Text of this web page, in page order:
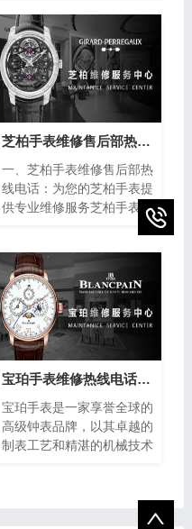
芝柏手表维修售后部热线电话(专业芝柏手表维修服务，售后热线24小时为您解答)
一、芝柏手表维修售后部热
线电话：为您的芝柏手表提
供专业维修服务芝柏手表作
为制表业的翘楚，以其卓越
全球消费者的青睐。然而，
即使是最优质的手表也无法
避免出现故障或需要保养的
情况。在这种情况下，芝柏
手表维修售后部热线电话成
为了芝柏手表拥有者的救
星。
宝珀手表维修热线电话(售后服务专线)
宝珀手表是一家享誉全球的
高级钟表品牌，以其卓越的
制表工艺和精湛的机械技术
保养。为了提供最好的售后
服务，宝珀手表设立了专门